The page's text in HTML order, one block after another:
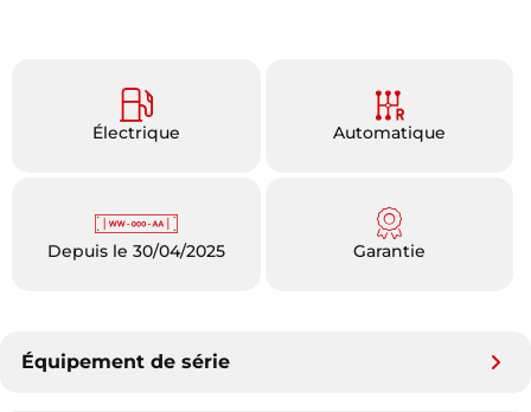
Électrique Automatique
Depuis le 30/04/2025 Garantie
Équipement de série